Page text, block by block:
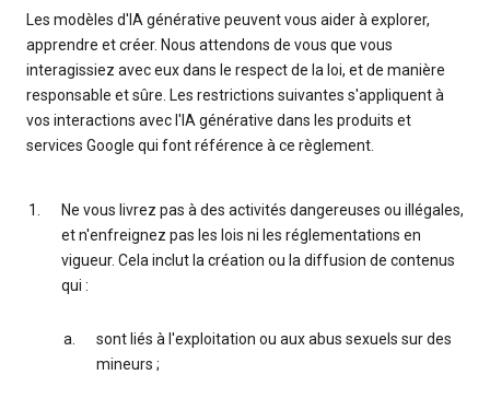
Les modèles d'IA générative peuvent vous aider à explorer,
apprendre et créer. Nous attendons de vous que vous
interagissiez avec eux dans le respect de la loi, et de manière
responsable et sûre. Les restrictions suivantes s'appliquent à
vos interactions avec l'IA générative dans les produits et
services Google qui font référence à ce règlement.
Ne vous livrez pas à des activités dangereuses ou illégales,
et n'enfreignez pas les lois ni les réglementations en
vigueur. Cela inclut la création ou la diffusion de contenus
qui :
sont liés à l'exploitation ou aux abus sexuels sur des
mineurs ;